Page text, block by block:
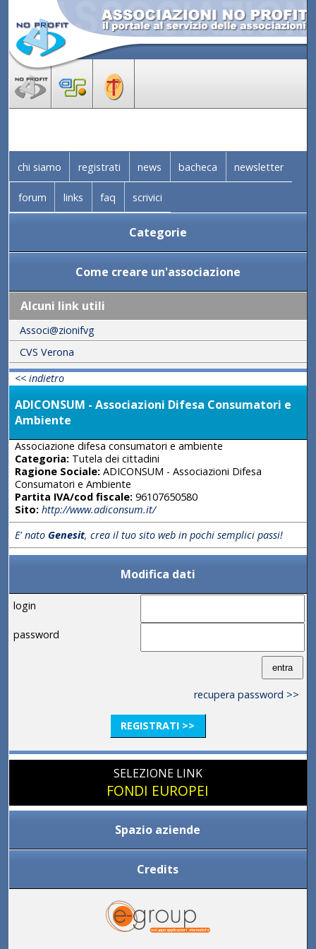
chi siamo registrati news bacheca newsletter
forum links faq scrivici
Categorie
Come creare un'associazione
Alcuni link utili
Associ@zionifvg
CVS Verona
<< indietro
ADICONSUM - Associazioni Difesa Consumatori e
Ambiente
Associazione difesa consumatori e ambiente
Categoria:Tutela dei cittadini
Ragione Sociale:ADICONSUM - Associazioni Difesa
Consumatori e Ambiente
Partita IVA/cod fiscale:96107650580
Sito: http://www.adiconsum.it/
E' nato Genesit, crea il tuo sito web in pochi semplici passi!
Modifica dati
login
password
recupera password >>
REGISTRATI >>
SELEZIONE LINK
FONDI EUROPEI
Spazio aziende
Credits